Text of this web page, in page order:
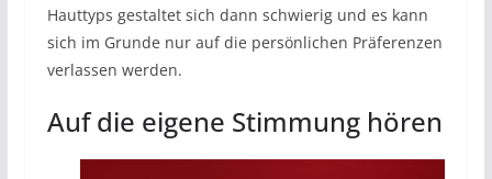
Hauttyps gestaltet sich dann schwierig und es kann
sich im Grunde nur auf die persönlichen Präferenzen
verlassen werden.
Auf die eigene Stimmung hören